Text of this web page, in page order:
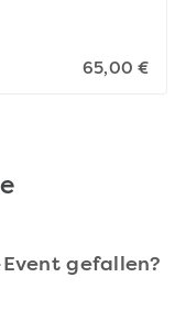
65,00 €
gefallen?